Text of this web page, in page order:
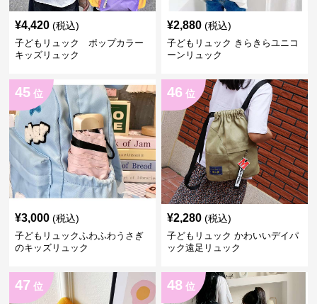
¥4,420 (税込)
子どもリュック ポップカラー
キッズリュック
¥2,880 (税込)
子どもリュック きらきらユニコ
ーンリュック
45 位
¥3,000 (税込)
子どもリュックふわふわうさぎ
のキッズリュック
46 位
¥2,280 (税込)
子どもリュック かわいいデイパ
ック遠足リュック
47 位 48 位